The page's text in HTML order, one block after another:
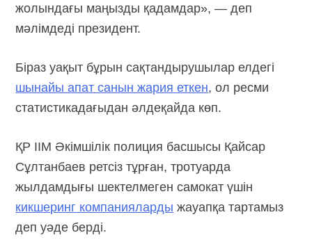
жолындағы маңызды қадамдар», — деп
мәлімдеді президент.
Біраз уақыт бұрын сақтандырушылар елдегі
шынайы апат санын жария еткен, ол ресми
статистикадағыдан әлдеқайда көп.
ҚР ІІМ Әкімшілік полиция басшысы Қайсар
Сұлтанбаев ретсіз тұрған, тротуарда
жылдамдығы шектелмеген самокат үшін
кикшеринг компанияларды жауапқа тартамыз
деп уәде берді.